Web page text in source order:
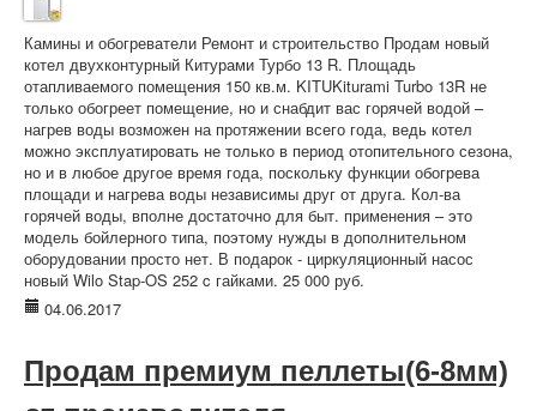
Камины и обогреватели Ремонт и строительство Продам новый
котел двухконтурный Китурами Турбо 13 R. Площадь
отапливаемого помещения 150 кв.м. KITUKiturami Turbo 13R не
только обогреет помещение, но и снабдит вас горячей водой –
нагрев воды возможен на протяжении всего года, ведь котел
можно эксплуатировать не только в период отопительного сезона,
но и в любое другое время года, поскольку функции обогрева
площади и нагрева воды независимы друг от друга. Кол-ва
горячей воды, вполне достаточно для быт. применения – это
модель бойлерного типа, поэтому нужды в дополнительном
оборудовании просто нет. В подарок - циркуляционный насос
новый Wilo Stap-OS 252 c гайками. 25 000 руб.
04.06.2017
Продам премиум пеллеты(6-8мм)